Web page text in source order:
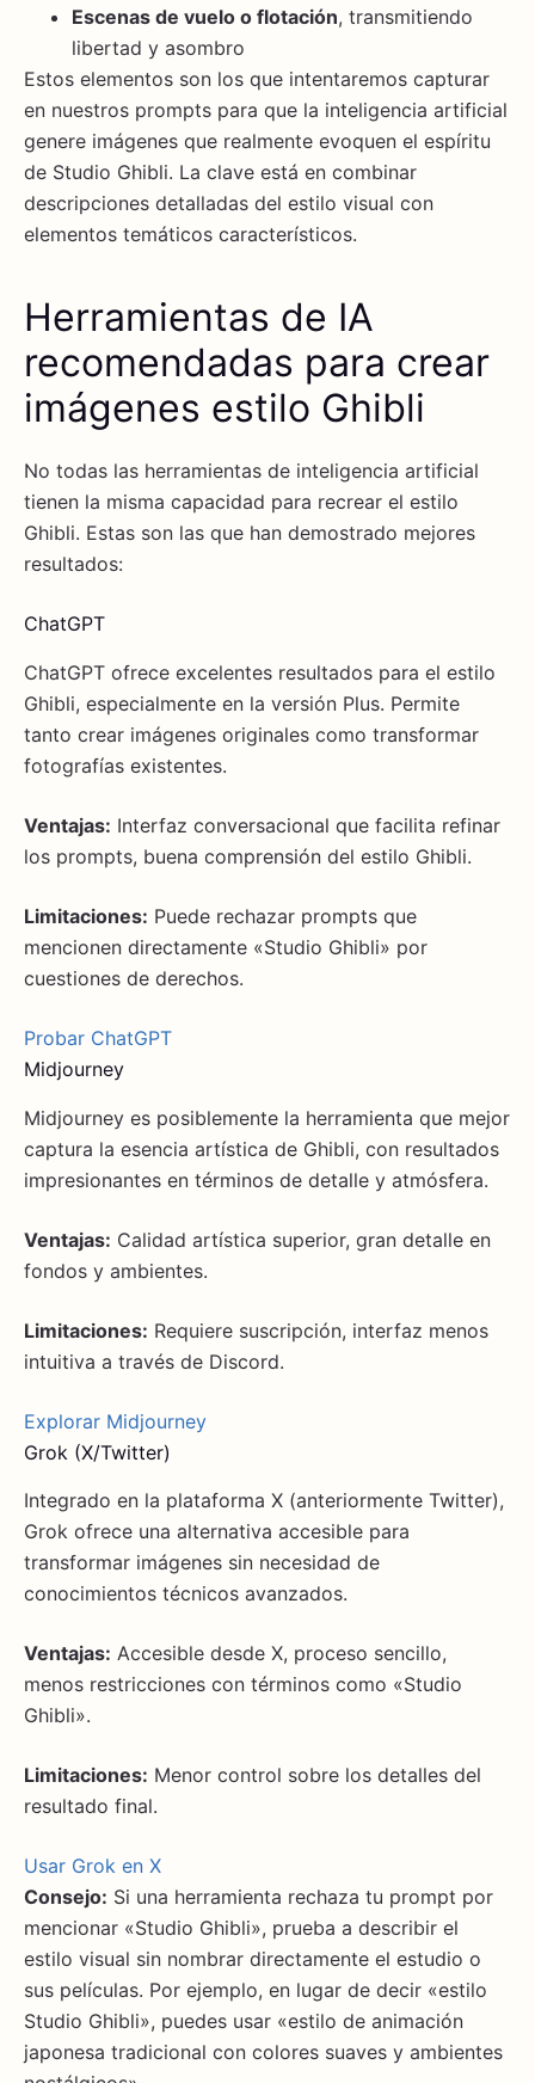
Escenas de vuelo o flotación, transmitiendo
libertad y asombro
Estos elementos son los que intentaremos capturar
en nuestros prompts para que la inteligencia artificial
genere imágenes que realmente evoquen el espíritu
de Studio Ghibli. La clave está en combinar
descripciones detalladas del estilo visual con
elementos temáticos característicos.
Herramientas de IA
recomendadas para crear
imágenes estilo Ghibli
No todas las herramientas de inteligencia artificial
tienen la misma capacidad para recrear el estilo
Ghibli. Estas son las que han demostrado mejores
resultados:
ChatGPT
ChatGPT ofrece excelentes resultados para el estilo
Ghibli, especialmente en la versión Plus. Permite
tanto crear imágenes originales como transformar
fotografías existentes.
Ventajas: Interfaz conversacional que facilita refinar
los prompts, buena comprensión del estilo Ghibli.
Limitaciones: Puede rechazar prompts que
mencionen directamente «Studio Ghibli» por
cuestiones de derechos.
Probar ChatGPT
Midjourney
Midjourney es posiblemente la herramienta que mejor
captura la esencia artística de Ghibli, con resultados
impresionantes en términos de detalle y atmósfera.
Ventajas: Calidad artística superior, gran detalle en
fondos y ambientes.
Limitaciones: Requiere suscripción, interfaz menos
intuitiva a través de Discord.
Explorar Midjourney
Grok (X/Twitter)
Integrado en la plataforma X (anteriormente Twitter),
Grok ofrece una alternativa accesible para
transformar imágenes sin necesidad de
conocimientos técnicos avanzados.
Ventajas: Accesible desde X, proceso sencillo,
menos restricciones con términos como «Studio
Ghibli».
Limitaciones: Menor control sobre los detalles del
resultado final.
Usar Grok en X
Consejo: Si una herramienta rechaza tu prompt por
mencionar «Studio Ghibli», prueba a describir el
estilo visual sin nombrar directamente el estudio o
sus películas. Por ejemplo, en lugar de decir «estilo
Studio Ghibli», puedes usar «estilo de animación
japonesa tradicional con colores suaves y ambientes